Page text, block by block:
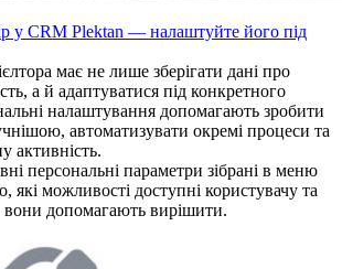
у CRM Plektan — налаштуйте його під
має не лише зберігати дані про
а й адаптуватися під конкретного
налаштування допомагають зробити
автоматизувати окремі процеси та
активність.
персональні параметри зібрані в меню
які можливості доступні користувачу та
вони допомагають вирішити.